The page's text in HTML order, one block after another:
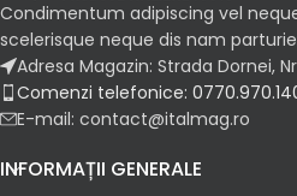
Condimentum adipiscing vel
scelerisque neque dis nam
Adresa Magazin: Strada Dornei,
Comenzi telefonice:
E-mail: contact@italmag.ro
INFORMAȚII GENERALE